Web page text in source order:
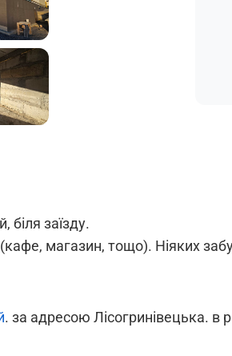
заїзду.
магазин, тощо). Ніяких
. за адресою Лісогринівецька. в